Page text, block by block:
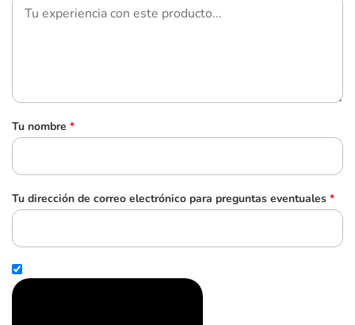
Tu nombre *
Tu dirección de correo electrónico para preguntas eventuales *